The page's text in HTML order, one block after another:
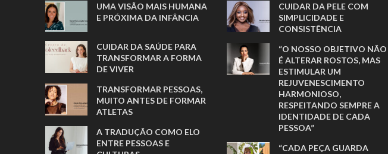
UMA VISÃO MAIS HUMANA
E PRÓXIMA DA INFÂNCIA
CUIDAR DA SAÚDE PARA
TRANSFORMAR A FORMA
DE VIVER
TRANSFORMAR PESSOAS,
MUITO ANTES DE FORMAR
ATLETAS
A TRADUÇÃO COMO ELO
ENTRE PESSOAS E
CUIDAR DA PELE COM
SIMPLICIDADE E
CONSISTÊNCIA
“O NOSSO OBJETIVO NÃO
É ALTERAR ROSTOS, MAS
ESTIMULAR UM
REJUVENESCIMENTO
HARMONIOSO,
RESPEITANDO SEMPRE A
IDENTIDADE DE CADA
PESSOA”
“CADA PEÇA GUARDA